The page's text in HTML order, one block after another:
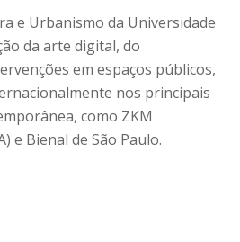
e Urbanismo da Universidade
da arte digital, do
em espaços públicos,
nos principais
como ZKM
e Bienal de São Paulo.